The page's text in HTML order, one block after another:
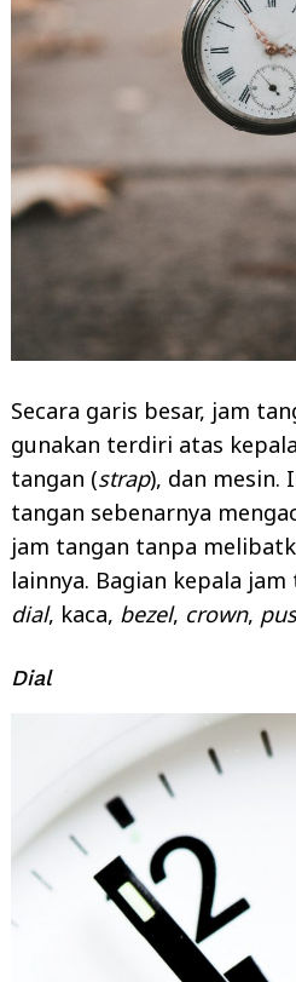
Secara garis besar, jam
gunakan terdiri atas
tangan (strap), dan mesin.
tangan sebenarnya
jam tangan tanpa
lainnya. Bagian kepala
dial, kaca, bezel, crown,
Dial